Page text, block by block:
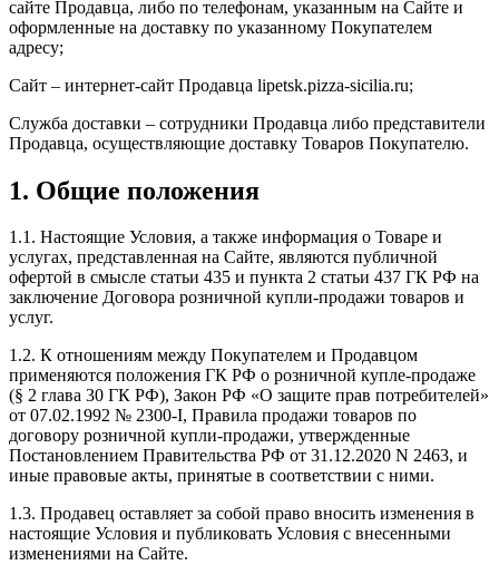
сайте Продавца, либо по телефонам, указанным на Сайте и
оформленные на доставку по указанному Покупателем
адресу;
Сайт – интернет-сайт Продавца lipetsk.pizza-sicilia.ru;
Служба доставки – сотрудники Продавца либо представители
Продавца, осуществляющие доставку Товаров Покупателю.
1. Общие положения
1.1. Настоящие Условия, а также информация о Товаре и
услугах, представленная на Сайте, являются публичной
офертой в смысле статьи 435 и пункта 2 статьи 437 ГК РФ на
заключение Договора розничной купли-продажи товаров и
услуг.
1.2. К отношениям между Покупателем и Продавцом
применяются положения ГК РФ о розничной купле-продаже
(§ 2 глава 30 ГК РФ), Закон РФ «О защите прав потребителей»
от 07.02.1992 № 2300-I, Правила продажи товаров по
договору розничной купли-продажи, утвержденные
Постановлением Правительства РФ от 31.12.2020 N 2463, и
иные правовые акты, принятые в соответствии с ними.
1.3. Продавец оставляет за собой право вносить изменения в
настоящие Условия и публиковать Условия с внесенными
изменениями на Сайте.